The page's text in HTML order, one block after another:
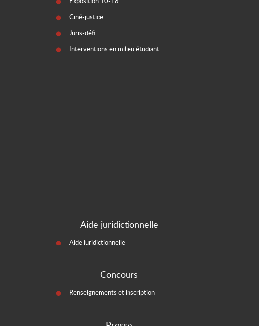
Ciné-justice
Juris-défi
Interventions en milieu étudiant
Aide juridictionnelle
Aide juridictionnelle
Concours
Renseignements et inscription